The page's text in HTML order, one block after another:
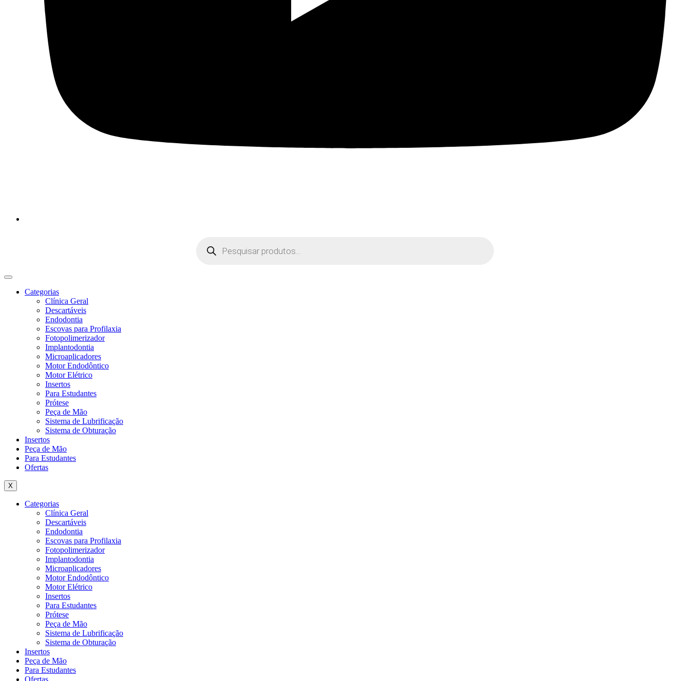
produtos
Categorias
Clínica Geral
Descartáveis
Endodontia
Escovas para Profilaxia
Fotopolimerizador
Implantodontia
Microaplicadores
Motor Endodôntico
Motor Elétrico
Insertos
Para Estudantes
Prótese
Peça de Mão
Sistema de Lubrificação
Sistema de Obturação
Insertos
Peça de Mão
Para Estudantes
Ofertas
X
Categorias
Clínica Geral
Descartáveis
Endodontia
Escovas para Profilaxia
Fotopolimerizador
Implantodontia
Microaplicadores
Motor Endodôntico
Motor Elétrico
Insertos
Para Estudantes
Prótese
Peça de Mão
Sistema de Lubrificação
Sistema de Obturação
Insertos
Peça de Mão
Para Estudantes
Ofertas